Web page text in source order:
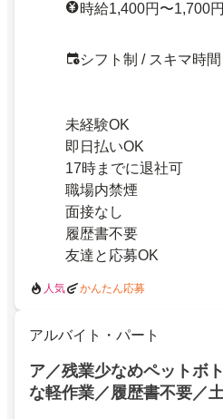
時給1,400円〜1,700円
シフト制 / スキマ時
未経験OK
即日払いOK
17時までに退社可
職場内禁煙
面接なし
履歴書不要
友達と応募OK
人気 かんたん応募
アルバイト・パート
ア／残業少なめペットボ
な軽作業／履歴書不要／